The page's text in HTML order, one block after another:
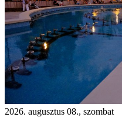
2026. augusztus 08., szombat